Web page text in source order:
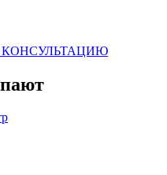
КОНСУЛЬТАЦИЮ